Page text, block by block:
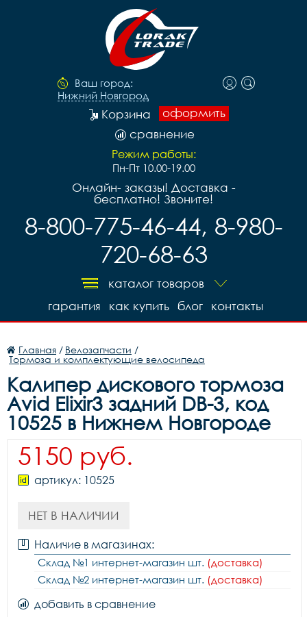
Ваш город:
Нижний Новгород
оформить
Корзина
сравнение
Режим работы:
Пн-Пт 10.00-19.00
Онлайн- заказы! Доставка -
бесплатно! Звоните!
8-800-775-46-44, 8-980-
720-68-63
каталог товаров
контакты
блог
как купить
гарантия
Главная / Велозапчасти /
Тормоза и комплектующие велосипеда
Калипер дискового тормоза
Avid Elixir3 задний DB-3, код
10525 в Нижнем Новгороде
5150 руб.
артикул: 10525
НЕТ В НАЛИЧИИ
Наличие в магазинах:
Склад №1 интернет-магазин шт. (доставка)
Склад №2 интернет-магазин шт. (доставка)
добавить в сравнение